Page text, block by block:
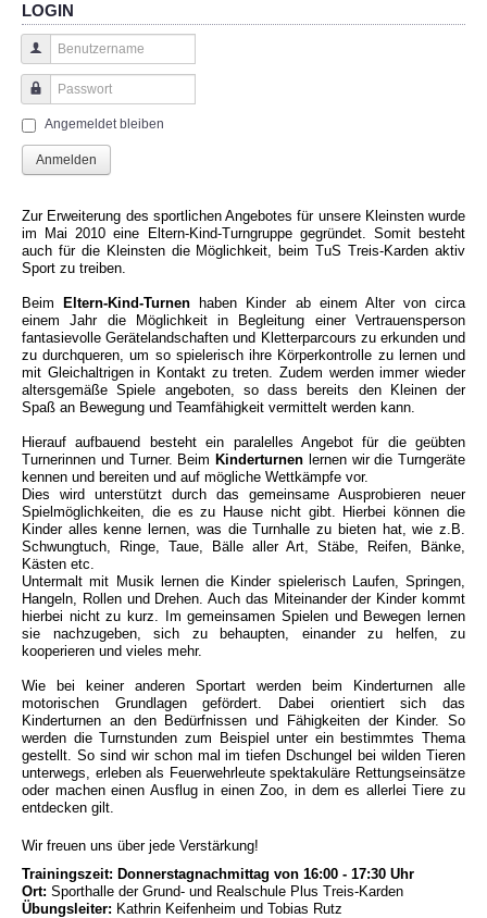
LOGIN
Benutzername
Passwort
Angemeldet bleiben
Anmelden
Zur Erweiterung des sportlichen Angebotes für unsere Kleinsten wurde
im Mai 2010 eine Eltern-Kind-Turngruppe gegründet. Somit besteht
auch für die Kleinsten die Möglichkeit, beim TuS Treis-Karden aktiv
Sport zu treiben.
Beim Eltern-Kind-Turnen haben Kinder ab einem Alter von circa
einem Jahr die Möglichkeit in Begleitung einer Vertrauensperson
fantasievolle Gerätelandschaften und Kletterparcours zu erkunden und
zu durchqueren, um so spielerisch ihre Körperkontrolle zu lernen und
mit Gleichaltrigen in Kontakt zu treten. Zudem werden immer wieder
altersgemäße Spiele angeboten, so dass bereits den Kleinen der
Spaß an Bewegung und Teamfähigkeit vermittelt werden kann.
Hierauf aufbauend besteht ein paralelles Angebot für die geübten
Turnerinnen und Turner. Beim Kinderturnen lernen wir die Turngeräte
kennen und bereiten und auf mögliche Wettkämpfe vor.
Dies wird unterstützt durch das gemeinsame Ausprobieren neuer
Spielmöglichkeiten, die es zu Hause nicht gibt. Hierbei können die
Kinder alles kenne lernen, was die Turnhalle zu bieten hat, wie z.B.
Schwungtuch, Ringe, Taue, Bälle aller Art, Stäbe, Reifen, Bänke,
Kästen etc.
Untermalt mit Musik lernen die Kinder spielerisch Laufen, Springen,
Hangeln, Rollen und Drehen. Auch das Miteinander der Kinder kommt
hierbei nicht zu kurz. Im gemeinsamen Spielen und Bewegen lernen
sie nachzugeben, sich zu behaupten, einander zu helfen, zu
kooperieren und vieles mehr.
Wie bei keiner anderen Sportart werden beim Kinderturnen alle
motorischen Grundlagen gefördert. Dabei orientiert sich das
Kinderturnen an den Bedürfnissen und Fähigkeiten der Kinder. So
werden die Turnstunden zum Beispiel unter ein bestimmtes Thema
gestellt. So sind wir schon mal im tiefen Dschungel bei wilden Tieren
unterwegs, erleben als Feuerwehrleute spektakuläre Rettungseinsätze
oder machen einen Ausflug in einen Zoo, in dem es allerlei Tiere zu
entdecken gilt.
Wir freuen uns über jede Verstärkung!
Trainingszeit: Donnerstagnachmittag von 16:00 - 17:30 Uhr
Ort: Sporthalle der Grund- und Realschule Plus Treis-Karden
Übungsleiter: Kathrin Keifenheim und Tobias Rutz